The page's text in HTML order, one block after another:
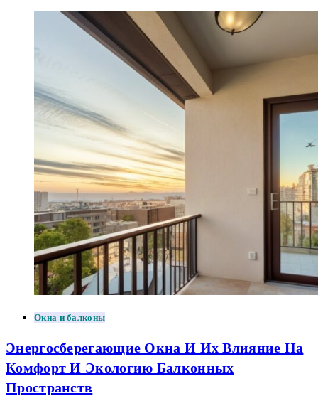
Окна и балконы
Энергосберегающие Окна И Их Влияние На
Комфорт И Экологию Балконных
Пространств